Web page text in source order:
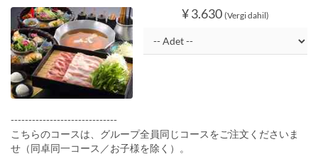
¥ 3.630 (Vergi dahil)
------------------------------
こちらのコースは、グループ全員同じコースをご注文くださいま
せ（同卓同一コース／お子様を除く）。